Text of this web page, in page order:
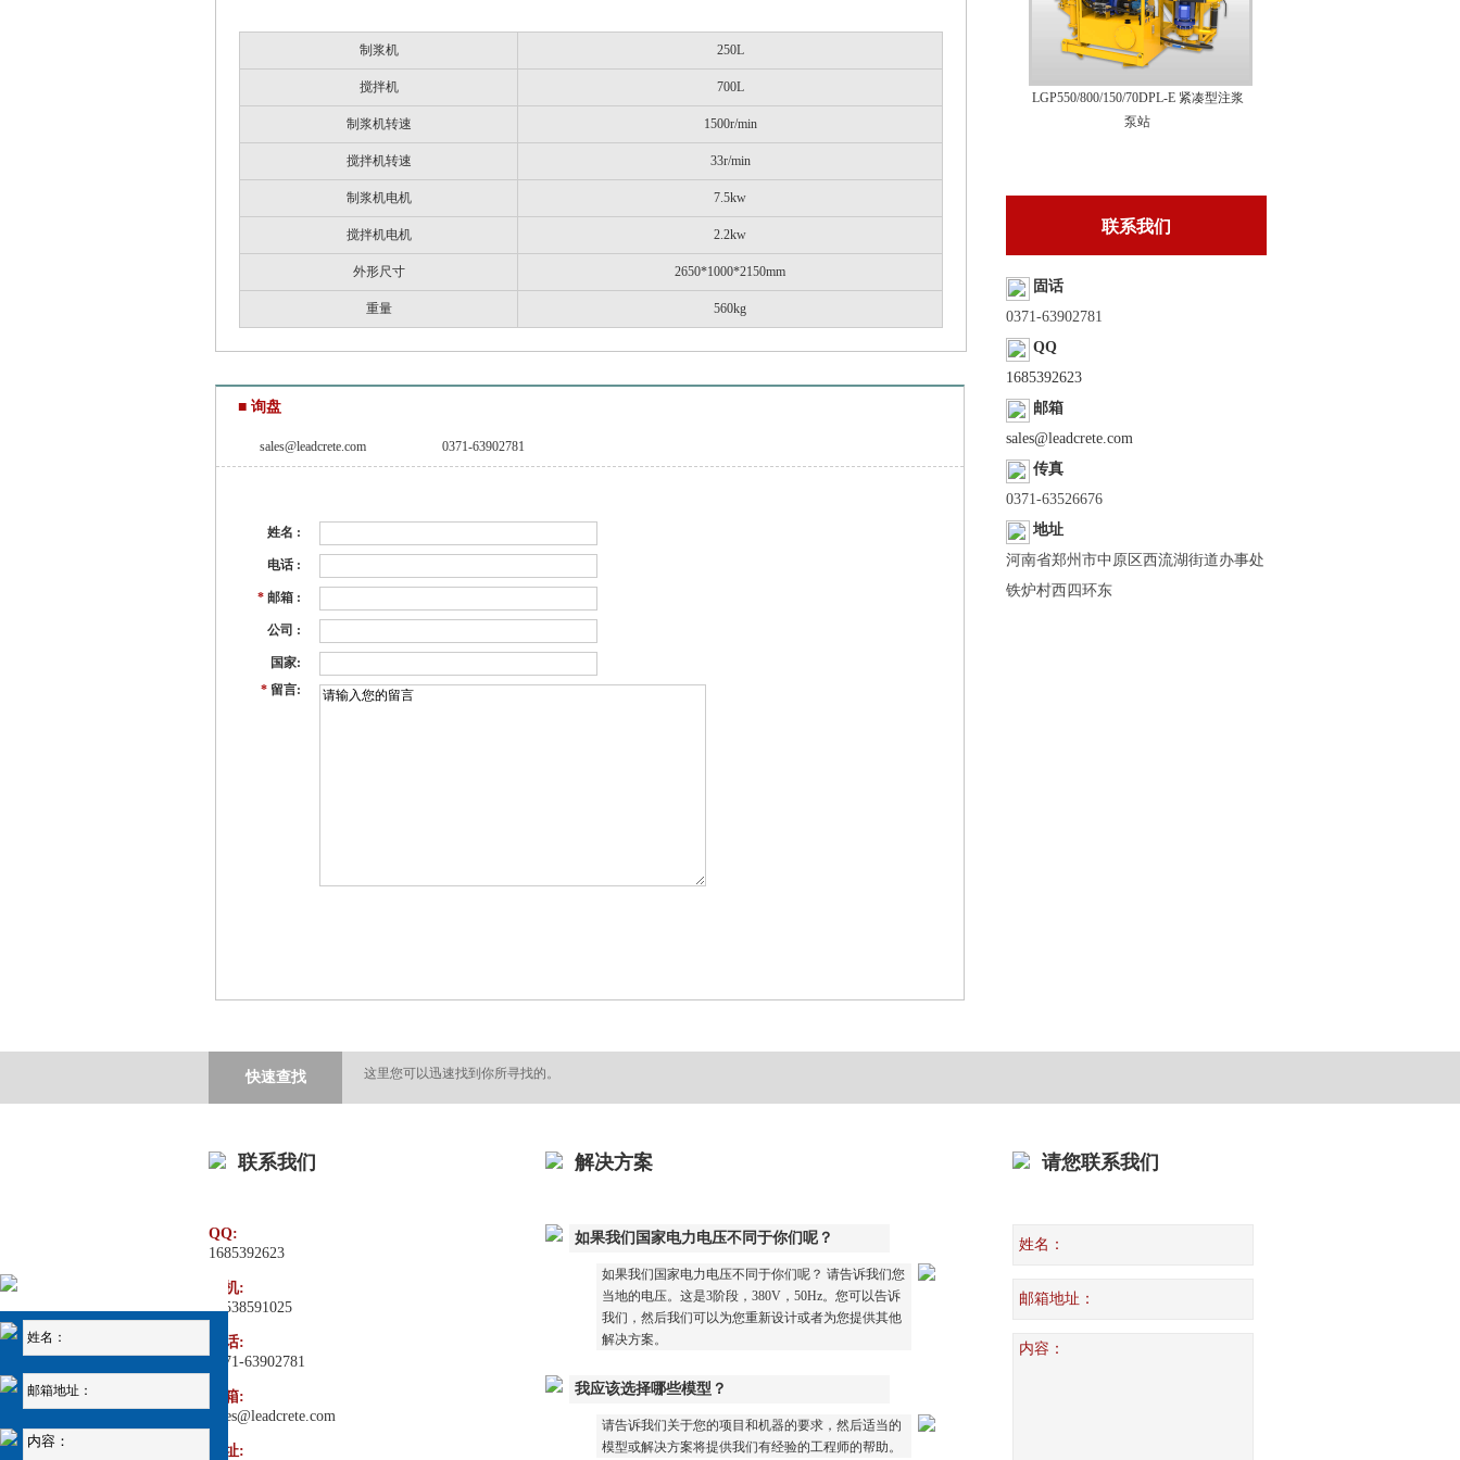
LGP550/800/150/70DPL-E 紧凑型注浆
泵站
联系我们
固话
0371-63902781
QQ
1685392623
邮箱
sales@leadcrete.com
传真
0371-63526676
地址
河南省郑州市中原区西流湖街道办事处
铁炉村西四环东
制浆机 250L
搅拌机 700L
制浆机转速 1500r/min
搅拌机转速 33r/min
制浆机电机 7.5kw
搅拌机电机 2.2kw
外形尺寸 2650*1000*2150mm
重量 560kg
■ 询盘
sales@leadcrete.com 0371-63902781
姓名 :
电话 :
* 邮箱 :
公司 :
国家:
* 留言:
快速查找 这里您可以迅速找到你所寻找的。
联系我们
QQ:
1685392623
手机:
18538591025
固话:
0371-63902781
邮箱:
sales@leadcrete.com
地址:
解决方案
如果我们国家电力电压不同于你们呢？
如果我们国家电力电压不同于你们呢？ 请告诉我们您
当地的电压。这是3阶段，380V，50Hz。您可以告诉
我们，然后我们可以为您重新设计或者为您提供其他
解决方案。
我应该选择哪些模型？
请告诉我们关于您的项目和机器的要求，然后适当的
模型或解决方案将提供我们有经验的工程师的帮助。
请您联系我们